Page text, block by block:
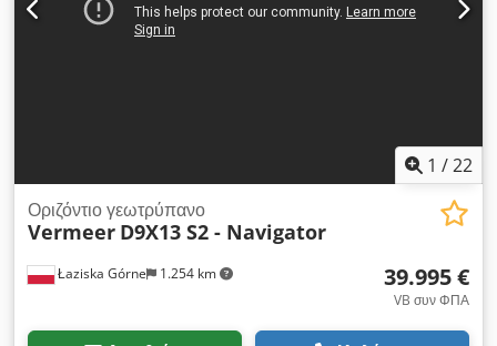
1 /22
Łaziska Górne 1.254 km
Οριζόντιο γεωτρύπανο
Vermeer D9X13 S2 - Navigator
39.995 €
VB συν ΦΠΑ